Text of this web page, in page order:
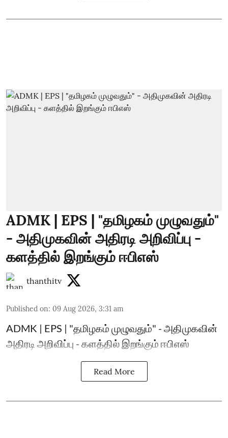
ADMK | EPS | "தமிழகம் முழுவதும்"
- அதிமுகவின் அதிரடி அறிவிப்பு -
களத்தில் இறங்கும் ஈபிஎஸ்
thanthitv
Published on: 09 Aug 2026, 3:31 am
ADMK | EPS | "தமிழகம் முழுவதும்" - அதிமுகவின்
அதிரடி அறிவிப்பு - களத்தில் இறங்கும் ஈபிஎஸ்
Read More